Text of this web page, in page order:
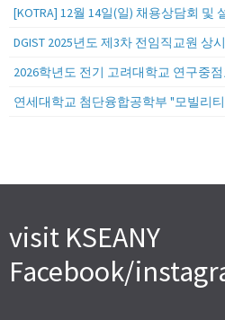
[KOTRA] 12월 14일(일) 채용상담회 및
DGIST 2025년도 제3차 전임직교원 상
2026학년도 전기 고려대학교 연구중
visit KSEANY
Facebook/